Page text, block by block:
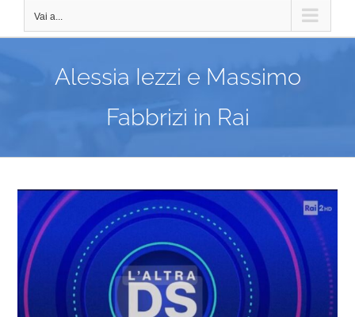
Vai a...
Alessia Iezzi e Massimo
Fabbrizi in Rai
Ingrandisci
immagine